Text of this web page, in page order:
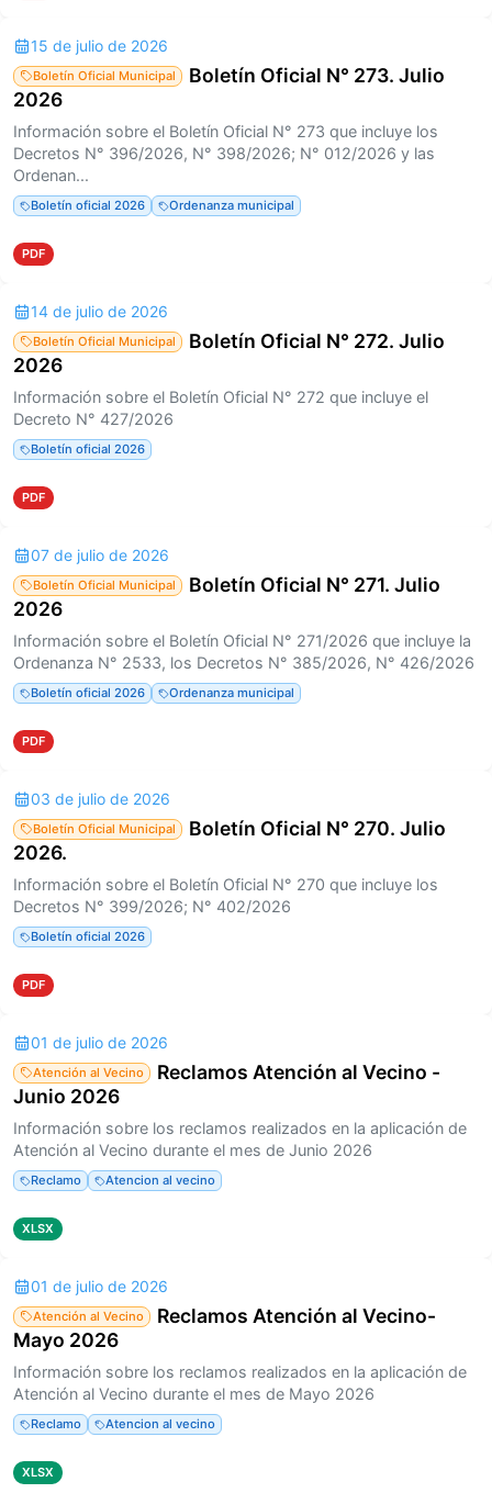
15 de julio de 2026
Boletín Oficial Municipal
Boletín Oficial N° 273. Julio
2026
Información sobre el Boletín Oficial N° 273 que incluye los
Decretos N° 396/2026, N° 398/2026; N° 012/2026 y las
Ordenan...
Boletín oficial 2026 Ordenanza municipal
PDF
14 de julio de 2026
Boletín Oficial Municipal
Boletín Oficial N° 272. Julio
2026
Información sobre el Boletín Oficial N° 272 que incluye el
Decreto N° 427/2026
Boletín oficial 2026
PDF
07 de julio de 2026
Boletín Oficial Municipal
Boletín Oficial N° 271. Julio
2026
Información sobre el Boletín Oficial N° 271/2026 que incluye la
Ordenanza N° 2533, los Decretos N° 385/2026, N° 426/2026
Boletín oficial 2026 Ordenanza municipal
PDF
03 de julio de 2026
Boletín Oficial Municipal
Boletín Oficial N° 270. Julio
2026.
Información sobre el Boletín Oficial N° 270 que incluye los
Decretos N° 399/2026; N° 402/2026
Boletín oficial 2026
PDF
01 de julio de 2026
Atención al Vecino
Reclamos Atención al Vecino -
Junio 2026
Información sobre los reclamos realizados en la aplicación de
Atención al Vecino durante el mes de Junio 2026
Reclamo Atencion al vecino
XLSX
01 de julio de 2026
Atención al Vecino
Reclamos Atención al Vecino-
Mayo 2026
Información sobre los reclamos realizados en la aplicación de
Atención al Vecino durante el mes de Mayo 2026
Reclamo Atencion al vecino
XLSX